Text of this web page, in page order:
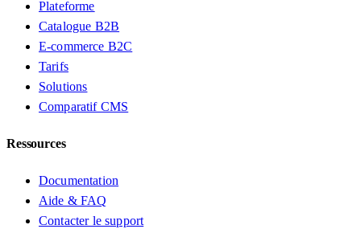
Plateforme
Catalogue B2B
E-commerce B2C
Tarifs
Solutions
Comparatif CMS
Ressources
Documentation
Aide & FAQ
Contacter le support